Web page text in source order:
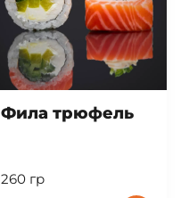
Фила трюфель
260 гр